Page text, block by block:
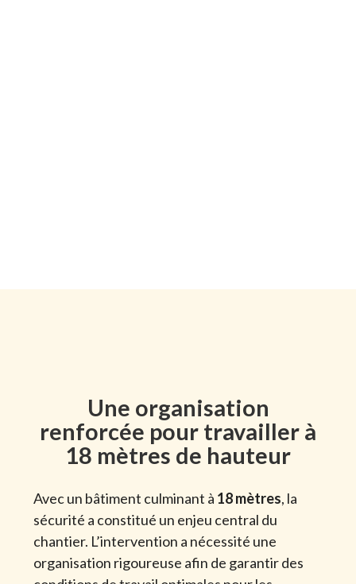
Une organisation
renforcée pour travailler à
18 mètres de hauteur
Avec un bâtiment culminant à 18 mètres, la
sécurité a constitué un enjeu central du
chantier. L’intervention a nécessité une
organisation rigoureuse afin de garantir des